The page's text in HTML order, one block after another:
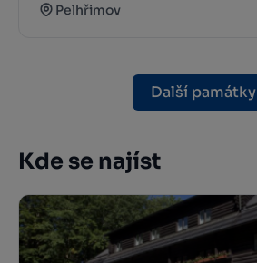
Pelhřimov
Další památky
Kde se najíst